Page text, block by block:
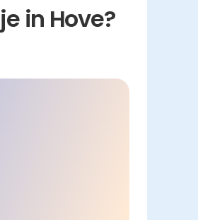
in Hove?